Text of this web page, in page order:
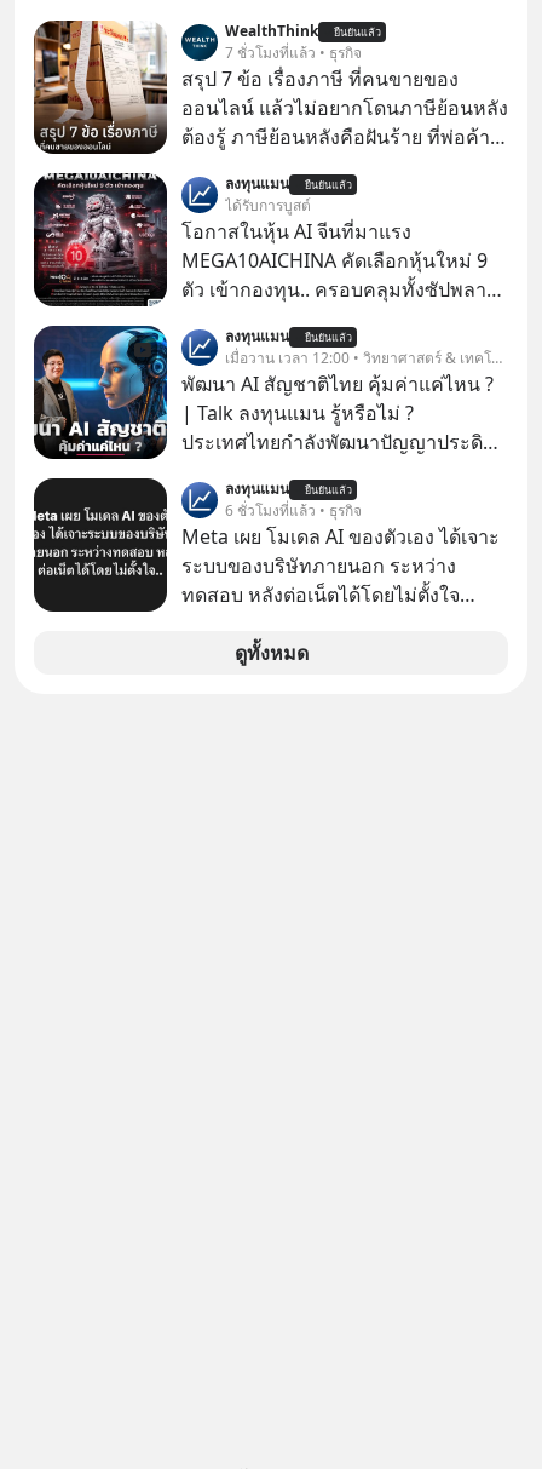
WealthThink ยืนยันแล้ว
7 ชั่วโมงที่แล้ว • ธุรกิจ
สรุป 7 ข้อ เรื่องภาษี ที่คนขายของ
ออนไลน์ แล้วไม่อยากโดนภาษีย้อนหลัง
ต้องรู้ ภาษีย้อนหลังคือฝันร้าย ที่พ่อค้า
ลงทุนแมน ยืนยันแล้ว
ได้รับการบูสต์
โอกาสในหุ้น AI จีนที่มาแรง
MEGA10AICHINA คัดเลือกหุ้นใหม่ 9
ตัว เข้ากองทุน.. ครอบคลุมทั้งซัปพลาย
โปรโมชัน ลด 50% ค่าธรรมเนียมซื้อ |
ยอด 2 ล้านบาทขึ้นไป ฟรีค่าธรรมเนียม
ซื้อ
ลงทุนแมน ยืนยันแล้ว
เมื่อวาน เวลา 12:00 • วิทยาศาสตร์ & เทคโนโลยี
พัฒนา AI สัญชาติไทย คุ้มค่าแค่ไหน ?
| Talk ลงทุนแมน รู้หรือไม่ ?
ประเทศไทยกำลังพัฒนาปัญญาประดิษฐ์
“ThaiLLM” เพื่อให้คนไทยมีโครงสร้าง
พื้นฐานด้าน AI ที่เข้าใจภาษาไทย และ
บริบททางสังคมไทยได้เป็นอย่างดี
คำถามคือ การลงมือพัฒนา AI ของ
นำ ThaiLLM มาใช้จริง จะเกิดอะไรขึ้น
กับสังคมไทย ธุรกิจไทย และเศรษฐกิจ
ลงทุนแมน ยืนยันแล้ว
6 ชั่วโมงที่แล้ว • ธุรกิจ
Meta เผย โมเดล AI ของตัวเอง ได้เจาะ
ระบบของบริษัทภายนอก ระหว่าง
ทดสอบ หลังต่อเน็ตได้โดยไม่ตั้งใจ
ในโมเดล AI ของบริษัท สามารถเชื่อม
ดูทั้งหมด